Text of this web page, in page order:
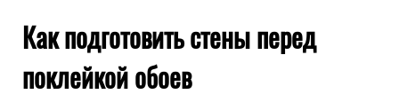
Как подготовить стены перед
поклейкой обоев